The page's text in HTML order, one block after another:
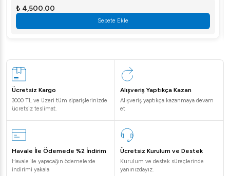
₺ 4,500.00
Sepete Ekle
Ücretsiz Kargo
3000 TL ve üzeri tüm siparişlerinizde
ücretsiz teslimat.
Alışveriş Yaptıkça Kazan
Alışveriş yaptıkça kazanmaya devam
et
Havale İle Ödemede %2 İndirim
Havale ile yapacağın ödemelerde
indirimi yakala
Ücretsiz Kurulum ve Destek
Kurulum ve destek süreçlerinde
yanınızdayız.